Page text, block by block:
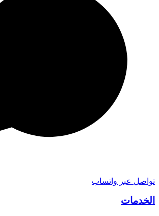
تواصل عبر واتساب
الخدمات